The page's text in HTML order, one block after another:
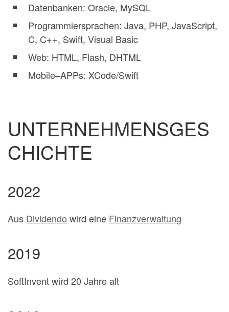
Datenbanken: Oracle, MySQL
Programmiersprachen: Java, PHP, JavaScript,
C, C++, Swift, Visual Basic
Web: HTML, Flash, DHTML
Mobile–APPs: XCode/Swift
UNTERNEHMENSGES
CHICHTE
2022
Aus Dividendo wird eine Finanzverwaltung
2019
SoftInvent wird 20 Jahre alt